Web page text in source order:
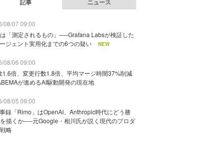
記事 ニュース
08/07 09:00
「測定されるもの」──Grafana Labsが検証した
ジェント実用化までの6つの疑い
NEW
08/06 09:00
1.6倍、変更行数1.8倍、平均マージ時間37%削減
が進めるAI駆動開発の現在地
08/05 09:00
録「Rimo」はOpenAI、Anthropic時代にどう勝
描くか──元Google・相川氏が説く現代のプロダ
略